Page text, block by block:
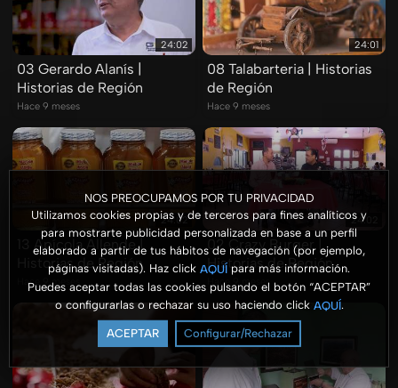
NOS PREOCUPAMOS POR TU PRIVACIDAD
Utilizamos cookies propias y de terceros para fines analíticos y
para mostrarte publicidad personalizada en base a un perfil
elaborado a partir de tus hábitos de navegación (por ejemplo,
páginas visitadas). Haz click AQUÍ para más información.
Puedes aceptar todas las cookies pulsando el botón “ACEPTAR”
o configurarlas o rechazar su uso haciendo click AQUÍ.
ACEPTAR Configurar/Rechazar
24:02
03 Gerardo Alanís |
Historias de Región
Hace 9 meses
24:01
08 Talabarteria | Historias
de Región
Hace 9 meses
24:02
13 Apícola Allende |
Historias de Región
Hace 9 meses
24:02
02 Crazy Burger |
Historias de Región
Hace 9 meses